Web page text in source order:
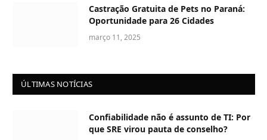
Castração Gratuita de Pets no Paraná:
Oportunidade para 26 Cidades
março 11, 2025
ÚLTIMAS NOTÍCIAS
Confiabilidade não é assunto de TI: Por
que SRE virou pauta de conselho?